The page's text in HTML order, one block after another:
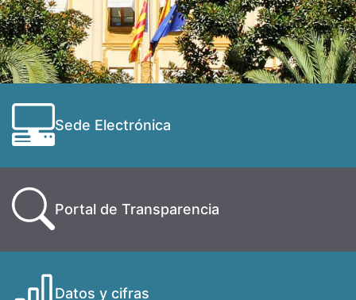
Sede Electrónica
Portal de Transparencia
Datos y cifras